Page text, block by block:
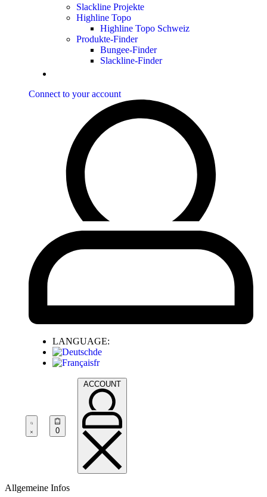
Slackline Projekte
Highline Topo
Highline Topo Schweiz
Produkte-Finder
Bungee-Finder
Slackline-Finder
Connect to your account
LANGUAGE:
de
fr
0
ACCOUNT
Allgemeine Infos